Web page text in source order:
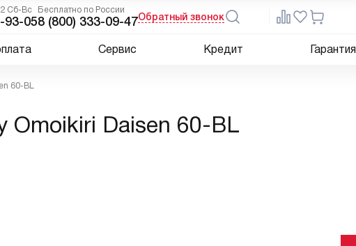
Сб-Вс
93-05
Бесплатно по России
8 (800) 333-09-47Обратный звонок
Сервис Кредит Гарантия
60-BL
Omoikiri Daisen 60-BL